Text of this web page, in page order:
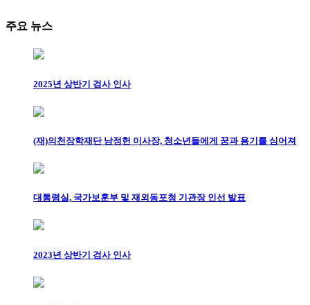
주요 뉴스
2025년 상반기 검사 인사
(재)의천장학재단 남정헌 이사장, 청소년들에게 꿈과 용기를 심어져
대통령실, 국가보훈부 및 재외동포청 기관장 인선 발표
2023년 상반기 검사 인사